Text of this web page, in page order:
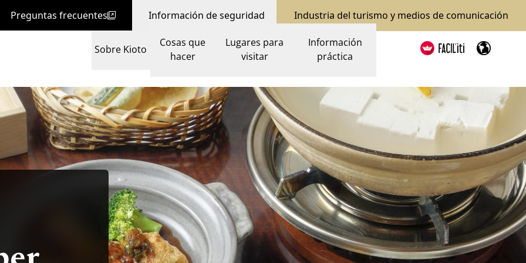
Preguntas frecuentes Información de seguridad Industria del turismo y medios de comunicación
Sobre Kioto
Cosas que
hacer
Lugares para
visitar
Información
práctica